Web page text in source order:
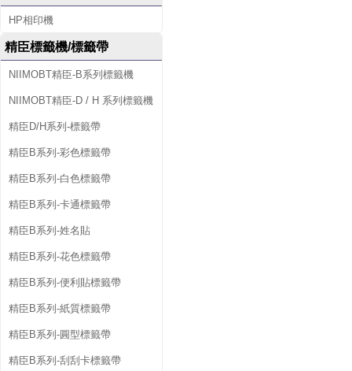
HP相印機
精臣標籤機/標籤帶
NIIMOBT精臣-B系列標籤機
NIIMOBT精臣-D / H 系列標籤機
精臣D/H系列-標籤帶
精臣B系列-彩色標籤帶
精臣B系列-白色標籤帶
精臣B系列-卡通標籤帶
精臣B系列-姓名貼
精臣B系列-花色標籤帶
精臣B系列-便利貼標籤帶
精臣B系列-紙質標籤帶
精臣B系列-圓型標籤帶
精臣B系列-刮刮卡標籤帶